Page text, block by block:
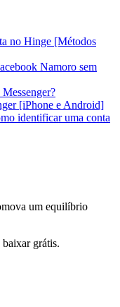
no Hinge [Métodos
Namoro sem
[iPhone e Android]
identificar uma conta
um equilíbrio
grátis.